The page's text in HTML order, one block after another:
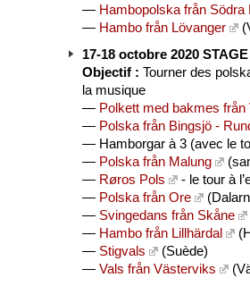
— Hambopolska från Södra
— Hambo från Lövanger
17-18 octobre 2020
Objectif : Tourner des
la musique
— Polkett med bakmes från
— Polska från Bingsjö -
— Hamborgar à 3 (avec le
— Polska från Malung
— Røros Pols
- le tour à
— Polska från Ore
— Svingedans från Skåne
— Hambo från Lillhärdal
— Stigvals
(Suède)
— Vals från Västerviks